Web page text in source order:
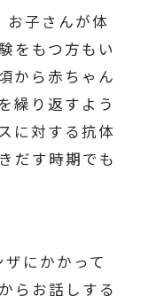
お子さんが体
をもつ方もい
から赤ちゃん
繰り返すよう
に対する抗体
だす時期でも
にかかって
らお話しする